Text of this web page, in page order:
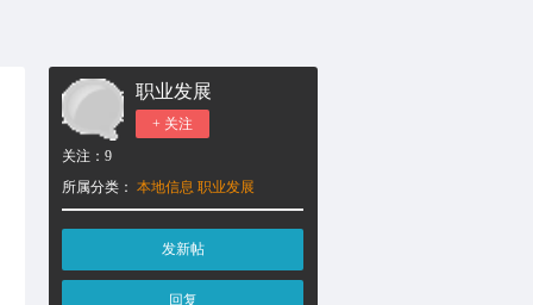
职业发展
+ 关注
关注： 9
所属分类： 本地信息 职业发展
发新帖
回复